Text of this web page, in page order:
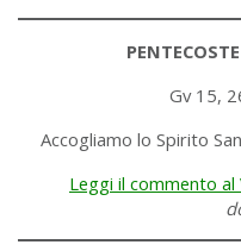
Gv 15,
Accogliamo lo Spirito
Leggi il commento